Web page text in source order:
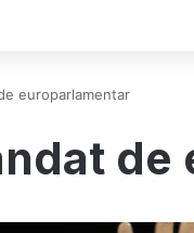
europarlamentar